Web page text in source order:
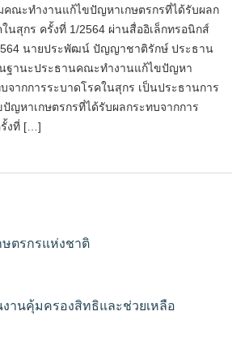
คณะทำงานแก้ไขปัญหาเกษตรกรที่ได้รับผลก
นสุกร ครั้งที่ 1/2564 ผ่านสื่ออิเล็กทรอนิกส์
นายประพัฒน์ ปัญญาชาติรักษ์ ประธาน
ฐานะประธานคณะทำงานแก้ไขปัญหา
จากการระบาดโรคในสุกร เป็นประธานการ
ญหาเกษตรกรที่ได้รับผลกระทบจากการ
รั้งที่ […]
ษตรกรแห่งชาติ
านคุ้มครองสิทธิและช่วยเหลือ